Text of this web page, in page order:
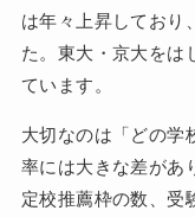
は年々上昇しており
た。東大・京大をは
ています。
大切なのは「どの学
率には大きな差があ
定校推薦枠の数、受